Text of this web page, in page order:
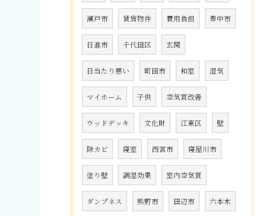
瀬戸市 賃貸物件 費用負担 豊中市
日進市 千代田区 玄関
日当たり悪い 町田市 和室 湿気
マイホーム 子供 空気質改善
ウッドデッキ 文化財 江東区 壁
除カビ 寝室 西宮市 寝屋川市
塗り壁 調湿効果 室内空気質
ダンプネス 熊野市 田辺市 六本木